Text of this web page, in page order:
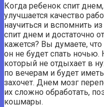
Когда ребенок спит
улучшается качество
научиться и вспомнить
спит днем ​​и достаточно
кажется? Вы думаете,
он не будет спать
который не отдыхает в
по вечерам и будет
захочет. Днем мозг
их сложно обработать,
кошмары.